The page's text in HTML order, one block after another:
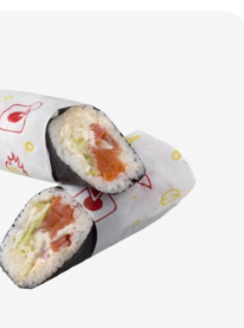
Самовывоз